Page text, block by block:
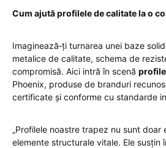
Cum ajută profilele de calitate la o
Imaginează‑ți turnarea unei baze
metalice de calitate, schema de
compromisă. Aici intră în scenă
Phoenix, produse de branduri
certificate și conforme cu standarde
„Profilele noastre trapez nu sunt doar
elemente structurale vitale. Ele susțin